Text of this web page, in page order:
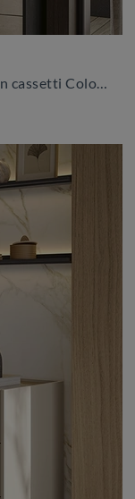
Scopri Comodini moderni e mobili con cassetti Colombini Casa! Il modello Flow Comò costruito in melaminico è l'acquisto perfetto.